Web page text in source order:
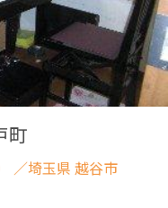
町
／埼玉県 越谷市